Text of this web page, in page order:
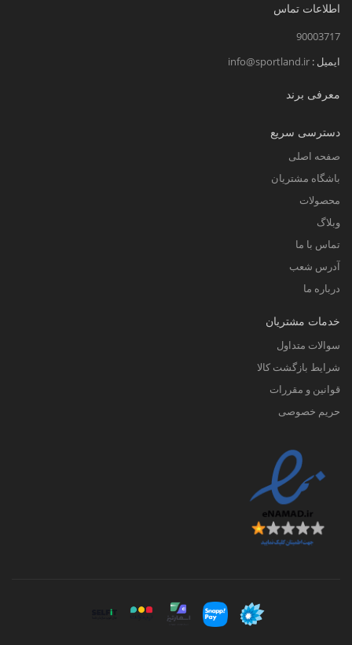
اطلاعات تماس
90003717
ایمیل : info@sportland.ir
معرفی برند
دسترسی سریع
صفحه اصلی
باشگاه مشتریان
محصولات
وبلاگ
تماس با ما
آدرس شعب
درباره ما
خدمات مشتریان
سوالات متداول
شرایط بازگشت کالا
قوانین و مقررات
حریم خصوصی